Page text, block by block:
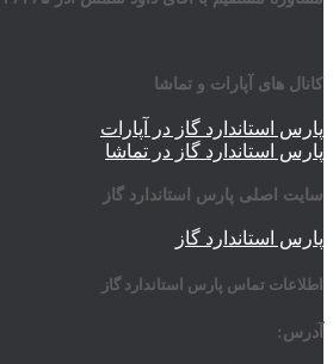
کانال های آپارات و تماشا
پارس استاندارد گاز در آپارات
پارس استاندارد گاز در تماشا
سایت اصلی پارس استاندارد گاز
پارس استاندارد گاز
اطلاعات تماس پارس استاندارد گاز
آدرس: